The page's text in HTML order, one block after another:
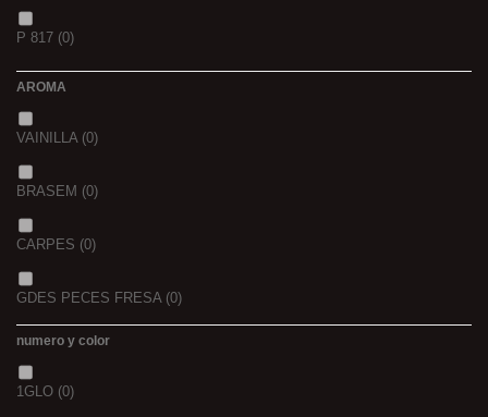
1,5
2,3
(0)
P 817 (0)
AROMA
VAINILLA (0)
BRASEM (0)
CARPES (0)
GDES PECES FRESA (0)
GDES. PECES MAIZ
GDES. PECES SCOPEX
numero y color
1GLO (0)